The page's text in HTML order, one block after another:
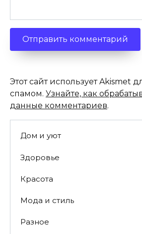
Этот сайт использует Akismet
спамом. Узнайте, как
данные комментариев.
Дом и уют
Здоровье
Красота
Мода и стиль
Разное